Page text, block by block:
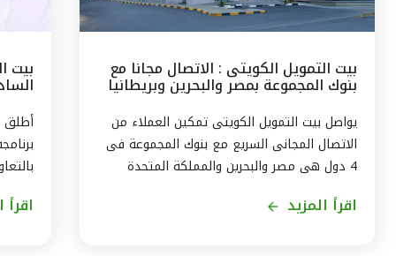
بيت التمويل الكويتى : الاتصال مجانا مع
بنوك المجموعة بمصر والبحرين وبريطانيا
وتركيا
يواصل بيت التمويل الكويتى تمكين العملاء من
الاتصال المجانى السريع مع بنوك المجموعة فى
4 دول هى مصر والبحرين والمملكة المتحدة
اقرأ المزيد
بيت
أطلق
اقرأ